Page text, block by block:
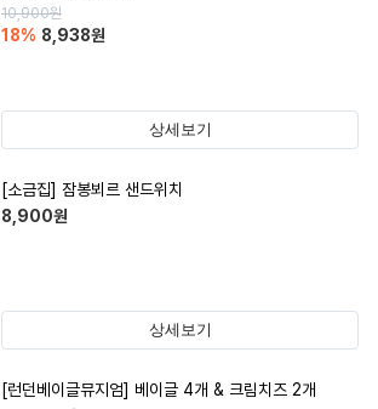
10,900원
18% 8,938원
상세보기
[소금집] 잠봉뵈르 샌드위치
8,900원
상세보기
[런던베이글뮤지엄] 베이글 4개 & 크림치즈 2개